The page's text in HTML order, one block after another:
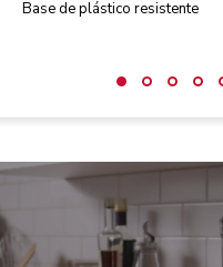
Base de plástico resistente